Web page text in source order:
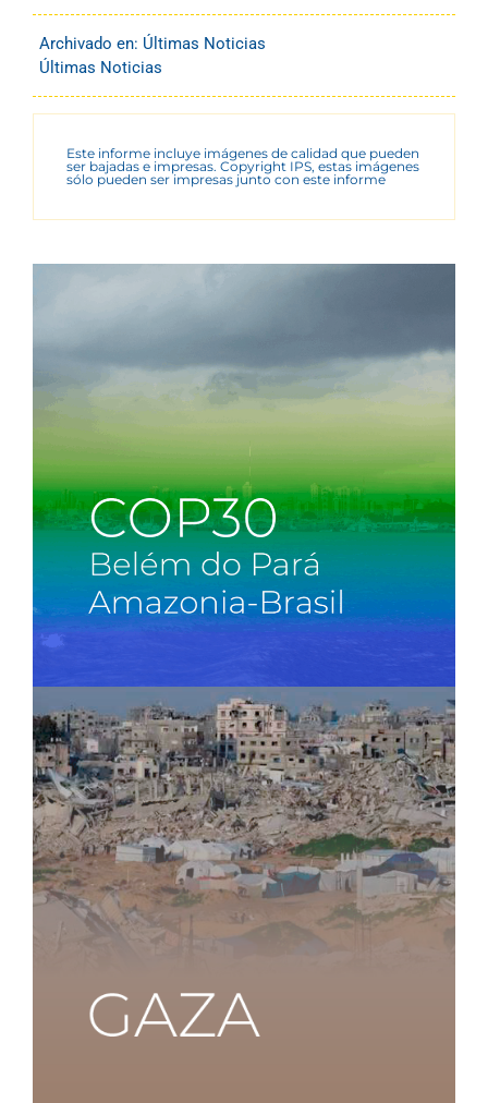
Archivado en: Últimas Noticias
Últimas Noticias
Este informe incluye imágenes de calidad que pueden
ser bajadas e impresas. Copyright IPS, estas imágenes
sólo pueden ser impresas junto con este informe